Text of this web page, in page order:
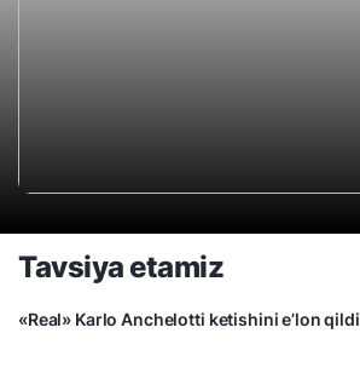
Tavsiya etamiz
«Real» Karlo Anchelotti ketishini e’lon qildi